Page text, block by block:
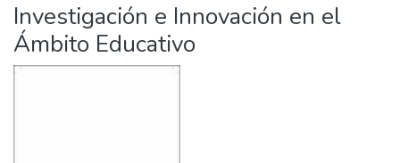
Estadísticas Externas
Investigación e Innovación en el
Ámbito Educativo